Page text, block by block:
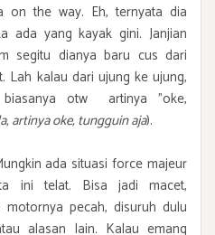
on the way. Eh, ternyata dia
ada yang kayak gini. Janjian
segitu dianya baru cus dari
Lah kalau dari ujung ke ujung,
biasanya otw artinya "oke,
artinya oke, tungguin aja).
ada situasi force majeur
ini telat. Bisa jadi macet,
pecah, disuruh dulu
alasan lain. Kalau emang